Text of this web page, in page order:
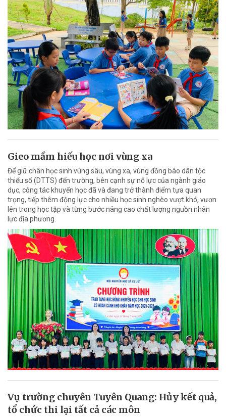
Gieo mầm hiếu học nơi vùng xa
Để giữ chân học sinh vùng sâu, vùng xa, vùng đồng bào dân tộc
thiểu số (DTTS) đến trường, bên cạnh sự nỗ lực của ngành giáo
dục, công tác khuyến học đã và đang trở thành điểm tựa quan
trọng, tiếp thêm động lực cho nhiều học sinh nghèo vượt khó, vươn
lên trong học tập và từng bước nâng cao chất lượng nguồn nhân
lực địa phương.
Vụ trường chuyên Tuyên Quang: Hủy kết quả,
tổ chức thi lại tất cả các môn